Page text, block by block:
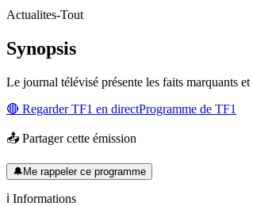
Actualites-Tout
Synopsis
Le journal télévisé présente les faits marquants
🔴 RegarderTF1 en directProgramme de TF1
📤 Partager cette émission
🔔Me rappeler ce programme
ℹ️ Informations